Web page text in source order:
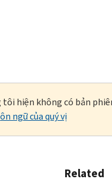
hiện không có bản
ngữ của quý vị
Related